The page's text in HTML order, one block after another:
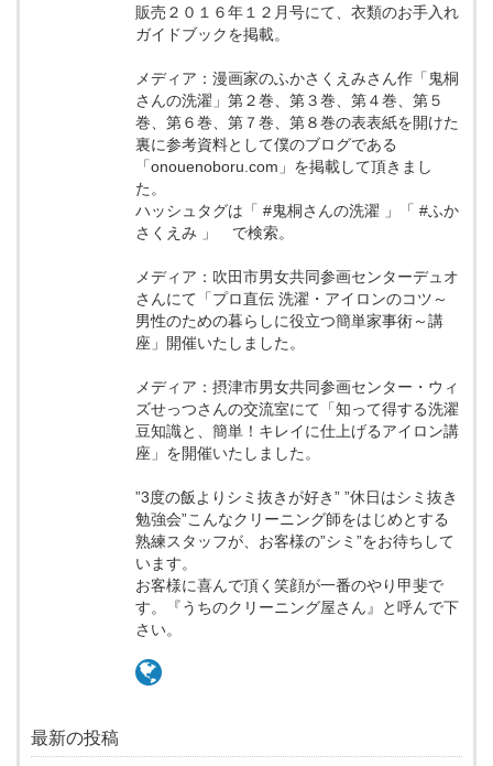
販売２０１６年１２月号にて、衣類のお手入れ
ガイドブックを掲載。
メディア：漫画家のふかさくえみさん作「鬼桐
さんの洗濯」第２巻、第３巻、第４巻、第５
巻、第６巻、第７巻、第８巻の表表紙を開けた
裏に参考資料として僕のブログである
「onouenoboru.com」を掲載して頂きまし
た。
ハッシュタグは「 #鬼桐さんの洗濯 」「 #ふか
さくえみ 」 で検索。
メディア：吹田市男女共同参画センターデュオ
さんにて「プロ直伝 洗濯・アイロンのコツ～
男性のための暮らしに役立つ簡単家事術～講
座」開催いたしました。
メディア：摂津市男女共同参画センター・ウィ
ズせっつさんの交流室にて「知って得する洗濯
豆知識と、簡単！キレイに仕上げるアイロン講
座」を開催いたしました。
”3度の飯よりシミ抜きが好き” ”休日はシミ抜き
勉強会”こんなクリーニング師をはじめとする
熟練スタッフが、お客様の”シミ”をお待ちして
います。
お客様に喜んで頂く笑顔が一番のやり甲斐で
す。『うちのクリーニング屋さん』と呼んで下
さい。
最新の投稿